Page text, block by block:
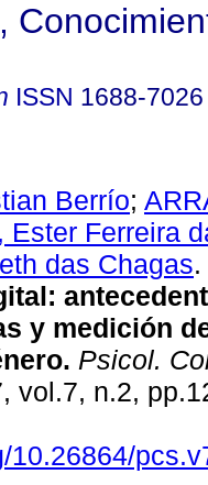
ISSN 1688-7026
Berrío;
Ester Ferreira
das Chagas.
y medición
Psicol.
vol.7, n.2,
10.26864/